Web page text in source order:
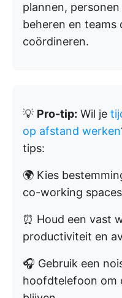
plannen,
beheren en teams
coördineren.
💡 Pro-tip: Wil je
op afstand werken
tips:
🌍 Kies
co-working spaces
⏰ Houd een vast
productiviteit en
🎧 Gebruik een
hoofdtelefoon om